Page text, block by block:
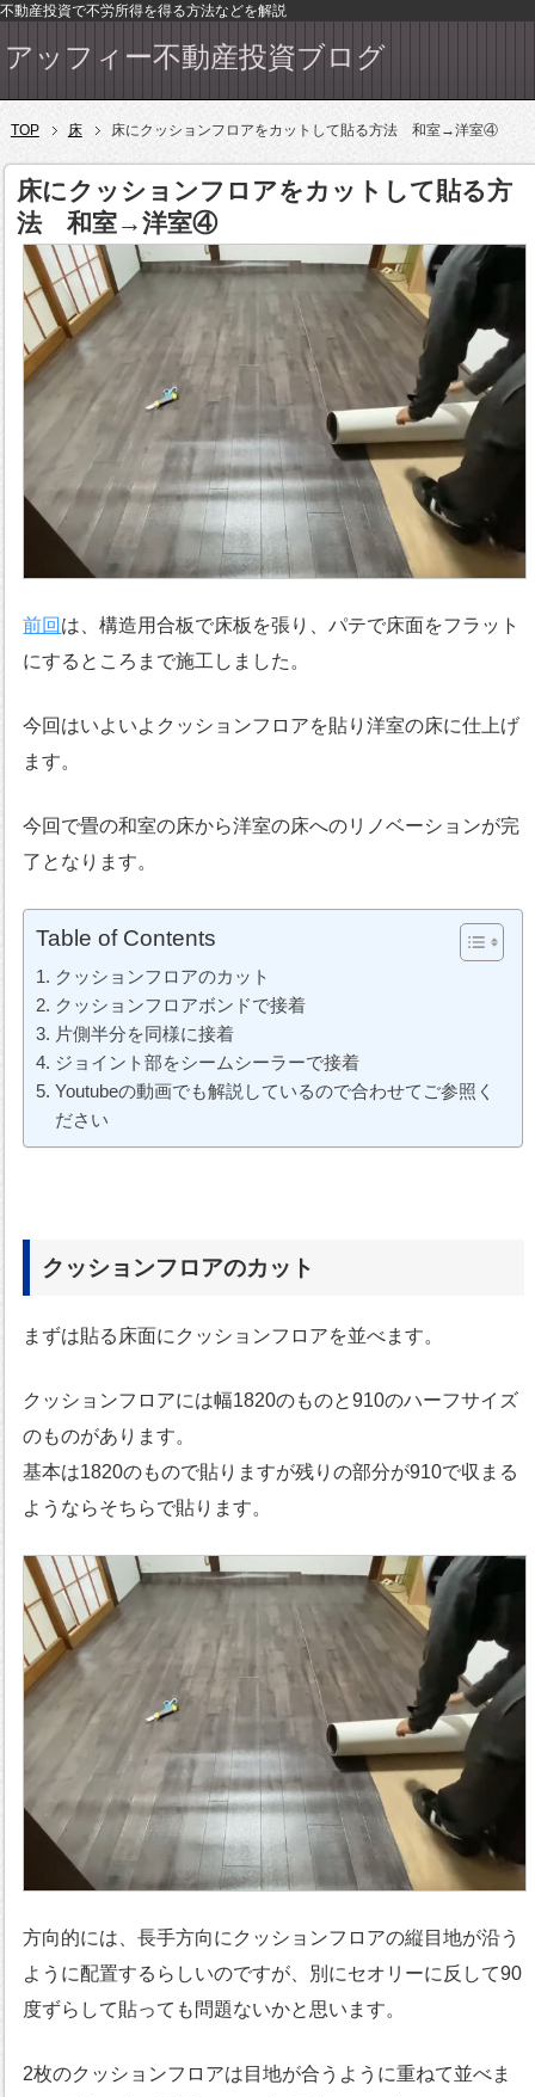
不動産投資で不労所得を得る方法などを解説
アッフィー不動産投資ブログ
TOP 床 床にクッションフロアをカットして貼る方法 和室→洋室④
床にクッションフロアをカットして貼る方
法 和室→洋室④
前回 は、構造用合板で床板を張り、パテで床面をフラット
にするところまで施工しました。
今回はいよいよクッションフロアを貼り洋室の床に仕上げ
ます。
今回で畳の和室の床から洋室の床へのリノベーションが完
了となります。
Table of Contents
クッションフロアのカット
クッションフロアボンドで接着
片側半分を同様に接着
ジョイント部をシームシーラーで接着
Youtubeの動画でも解説しているので合わせてご参照く
ださい
クッションフロアのカット
まずは貼る床面にクッションフロアを並べます。
クッションフロアには幅1820のものと910のハーフサイズ
のものがあります。
基本は1820のもので貼りますが残りの部分が910で収まる
ようならそちらで貼ります。
方向的には、長手方向にクッションフロアの縦目地が沿う
ように配置するらしいのですが、別にセオリーに反して90
度ずらして貼っても問題ないかと思います。
2枚のクッションフロアは目地が合うように重ねて並べま